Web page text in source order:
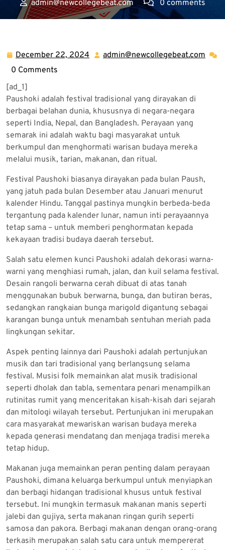
admin@newcollegebeat.com
0 comments
December 22, 2024 December
admin@newcollegebeat.com
0 Comments
[ad_1]
Paushoki adalah festival tradisional yang dirayakan di
berbagai belahan dunia, khususnya di negara-negara
seperti India, Nepal, dan Bangladesh. Perayaan yang
semarak ini adalah waktu bagi masyarakat untuk
berkumpul dan menghormati warisan budaya mereka
melalui musik, tarian, makanan, dan ritual.
Festival Paushoki biasanya dirayakan pada bulan Paush,
yang jatuh pada bulan Desember atau Januari menurut
kalender Hindu. Tanggal pastinya mungkin berbeda-beda
tergantung pada kalender lunar, namun inti perayaannya
tetap sama – untuk memberi penghormatan kepada
kekayaan tradisi budaya daerah tersebut.
Salah satu elemen kunci Paushoki adalah dekorasi warna-
warni yang menghiasi rumah, jalan, dan kuil selama festival.
Desain rangoli berwarna cerah dibuat di atas tanah
menggunakan bubuk berwarna, bunga, dan butiran beras,
sedangkan rangkaian bunga marigold digantung sebagai
karangan bunga untuk menambah sentuhan meriah pada
lingkungan sekitar.
Aspek penting lainnya dari Paushoki adalah pertunjukan
musik dan tari tradisional yang berlangsung selama
festival. Musisi folk memainkan alat musik tradisional
seperti dholak dan tabla, sementara penari menampilkan
rutinitas rumit yang menceritakan kisah-kisah dari sejarah
dan mitologi wilayah tersebut. Pertunjukan ini merupakan
cara masyarakat mewariskan warisan budaya mereka
kepada generasi mendatang dan menjaga tradisi mereka
tetap hidup.
Makanan juga memainkan peran penting dalam perayaan
Paushoki, dimana keluarga berkumpul untuk menyiapkan
dan berbagi hidangan tradisional khusus untuk festival
tersebut. Ini mungkin termasuk makanan manis seperti
jalebi dan gujiya, serta makanan ringan gurih seperti
samosa dan pakora. Berbagi makanan dengan orang-orang
terkasih merupakan salah satu cara untuk mempererat